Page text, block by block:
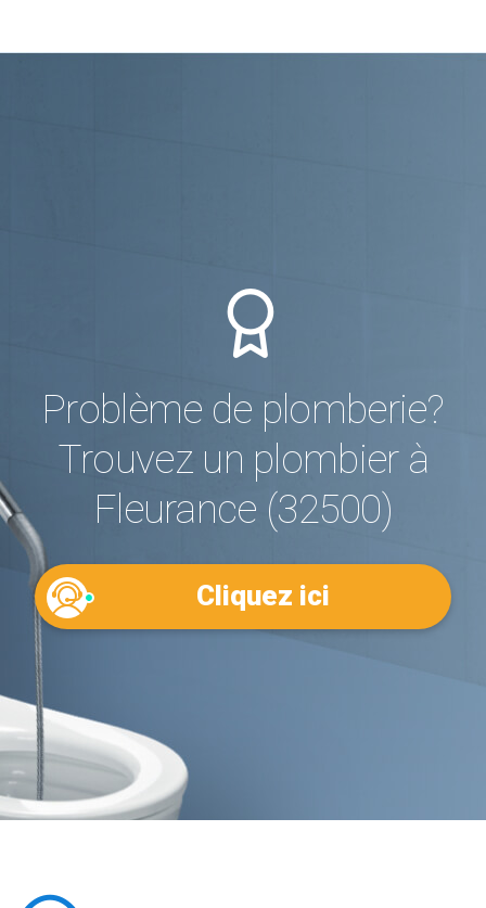
Problème de plomberie?
Trouvez un plombier à
Fleurance (32500)
Cliquez ici